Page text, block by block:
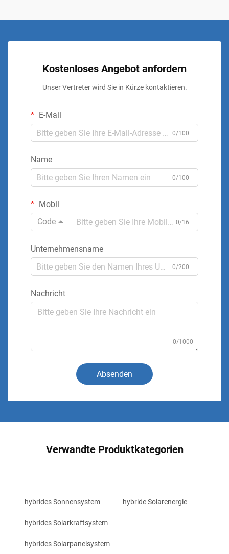
Kostenloses Angebot anfordern
Unser Vertreter wird Sie in Kürze kontaktieren.
E-Mail
0/100
Name
0/100
Mobil
Code
0/16
Unternehmensname
0/200
Nachricht
0/1000
Absenden
Verwandte Produktkategorien
hybrides Sonnensystem hybride Solarenergie
hybrides Solarkraftsystem
hybrides Solarpanelsystem